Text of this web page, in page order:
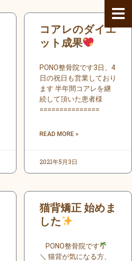
コアレのダイエ
ット成果
PONO整骨院です3日、4
日の祝日も営業しており
ます 半年間コアレを継
続して頂いた患者様
===============
READ MORE »
2021年5月3日
猫背矯正 始めま
した
PONO整骨院です
＼ 猫背が気になる方、
ペ
ー
ジ
ー
ジ
ー
ジ
ー
ジ
ペ
ー
ペ